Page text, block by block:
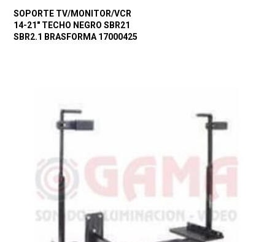
SOPORTE TV/MONITOR/VCR
14-21″ TECHO NEGRO SBR21
SBR2.1 BRASFORMA 17000425